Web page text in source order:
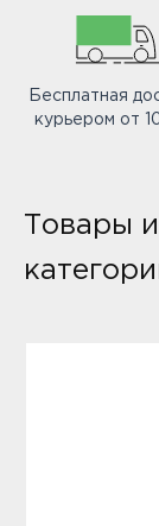
Бесплатная
курьером от
Товары